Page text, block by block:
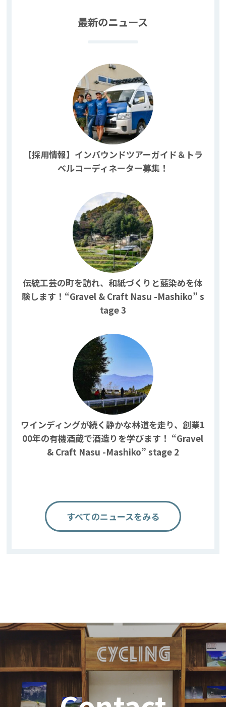
最新のニュース
【採用情報】インバウンドツアーガイド＆トラ
ベルコーディネーター募集！
伝統工芸の町を訪れ、和紙づくりと藍染めを体
験します！“Gravel & Craft Nasu -Mashiko” s
tage 3
ワインディングが続く静かな林道を走り、創業1
00年の有機酒蔵で酒造りを学びます！ “Gravel
& Craft Nasu -Mashiko” stage 2
すべてのニュースをみる